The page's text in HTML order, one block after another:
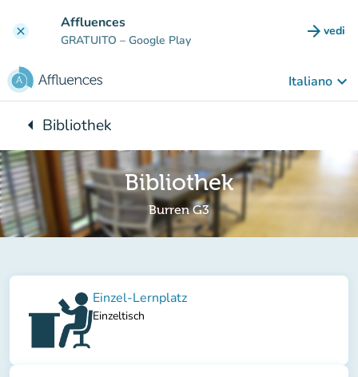
clear Affluences
GRATUITO – Google Play arrow_forward vedi
Italiano keyboard_arrow_down
arrow_leftTorna a:
Bibliothek
Bibliothek
Burren G3
Einzel-Lernplatz
Einzeltisch